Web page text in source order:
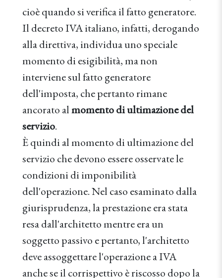
cioè quando si verifica il fatto generatore.
Il decreto IVA italiano, infatti, derogando
alla direttiva, individua uno speciale
momento di esigibilità, ma non
interviene sul fatto generatore
dell'imposta, che pertanto rimane
ancorato almomento di ultimazione del
servizio.
È quindi al momento di ultimazione del
servizio che devono essere osservate le
condizioni di imponibilità
dell'operazione. Nel caso esaminato dalla
giurisprudenza, la prestazione era stata
resa dall'architetto mentre era un
soggetto passivo e pertanto, l'architetto
deve assoggettare l'operazione a IVA
anche se il corrispettivo è riscosso dopo la